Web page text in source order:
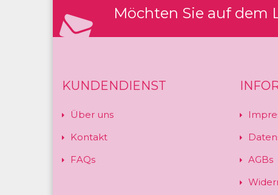
Möchten Sie auf dem
KUNDENDIENST
Über uns
Kontakt
FAQs
AGBs